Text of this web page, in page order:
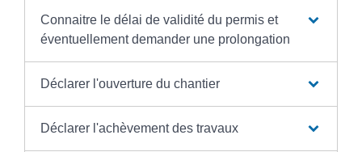
Connaitre le délai de validité du permis et
éventuellement demander une prolongation
Déclarer l'ouverture du chantier
Déclarer l'achèvement des travaux